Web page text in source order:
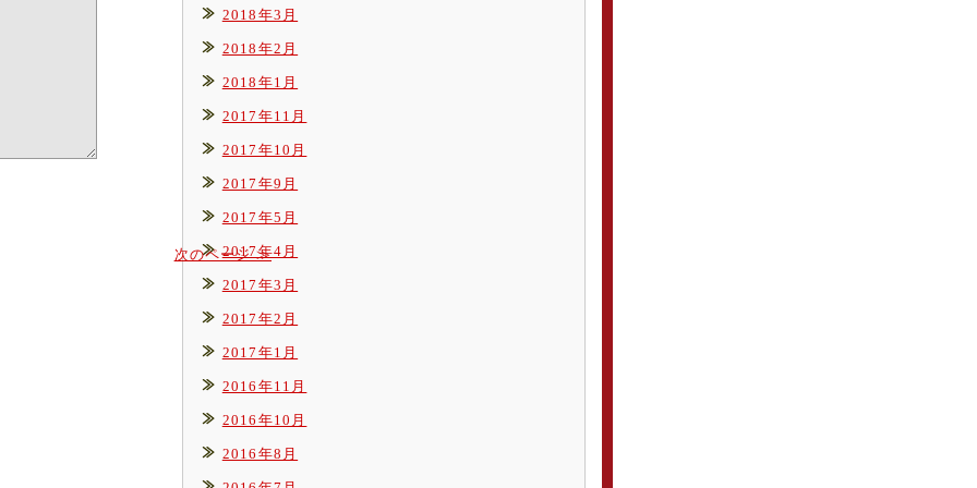
次のページ ≫
2018年3月
2018年2月
2018年1月
2017年11月
2017年10月
2017年9月
2017年5月
2017年4月
2017年3月
2017年2月
2017年1月
2016年11月
2016年10月
2016年8月